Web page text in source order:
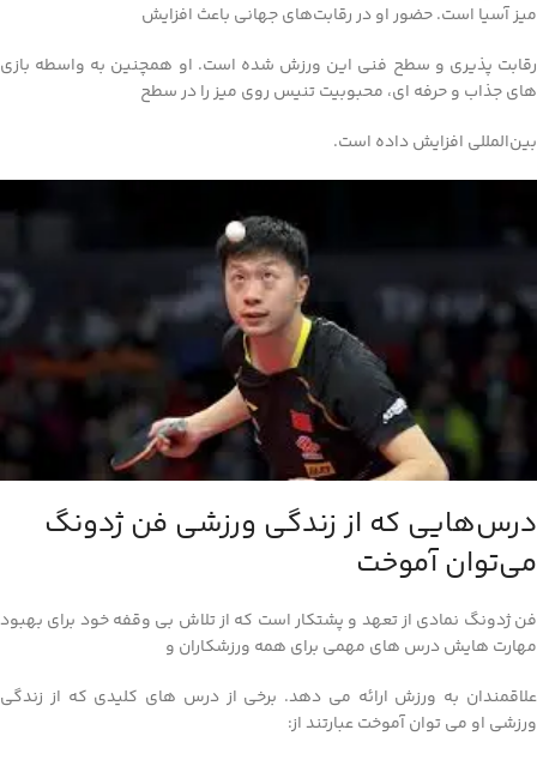
میز آسیا است. حضور او در رقابت‌های جهانی باعث افزایش
رقابت‌ پذیری و سطح فنی این ورزش شده است. او همچنین به واسطه بازی‌
های جذاب و حرفه‌ ای، محبوبیت تنیس روی میز را در سطح
بین‌المللی افزایش داده است.
درس‌هایی که از زندگی ورزشی فن ژدونگ
می‌توان آموخت
فن ژدونگ نمادی از تعهد و پشتکار است که از تلاش بی‌ وقفه خود برای بهبود
مهارت‌ هایش درس‌ های مهمی برای همه ورزشکاران و
علاقمندان به ورزش ارائه می‌ دهد. برخی از درس‌ های کلیدی که از زندگی
ورزشی او می‌ توان آموخت عبارتند از: